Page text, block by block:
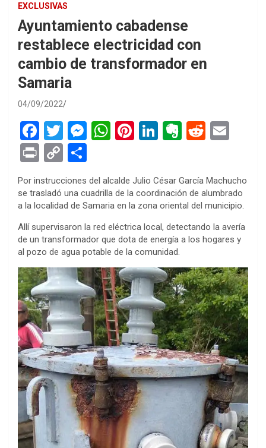
EXCLUSIVAS
Ayuntamiento cabadense
restablece electricidad con
cambio de transformador en
Samaria
04/09/2022
F
a
ce
b
o
o
k
T
wi
tt
er
M
n
g
er
W
s
A
p
p
Pi
es
t
Li
dI
n
E
ot
e
R
di
t
Pr
in
t
C
o
py
Li
n
k
h
ar
e
Por instrucciones del alcalde Julio César García Machucho
se trasladó una cuadrilla de la coordinación de alumbrado
a la localidad de Samaria en la zona oriental del municipio.
Allí supervisaron la red eléctrica local, detectando la avería
de un transformador que dota de energía a los hogares y
al pozo de agua potable de la comunidad.